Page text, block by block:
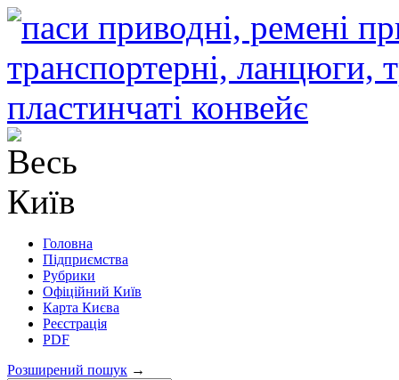
Головна
Підприємства
Рубрики
Офіційний Київ
Карта Києва
Реєстрація
PDF
Розширений пошук →